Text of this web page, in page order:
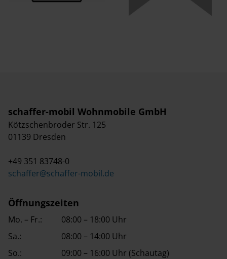
schaffer-mobil Wohnmobile GmbH
Kötzschenbroder Str. 125
01139 Dresden
+49 351 83748-0
schaffer@schaffer-mobil.de
Öffnungszeiten
Mo. – Fr.:
08:00 – 18:00 Uhr
Sa.:
08:00 – 14:00 Uhr
So.:
09:00 – 16:00 Uhr (Schautag)